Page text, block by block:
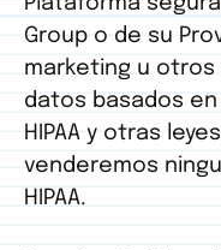
Group o de su
marketing u
datos basados
HIPAA y otras
venderemos
HIPAA.